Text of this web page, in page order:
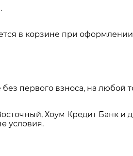
в корзине при оформлении
первого взноса, на любой
Хоум Кредит Банк и
условия.